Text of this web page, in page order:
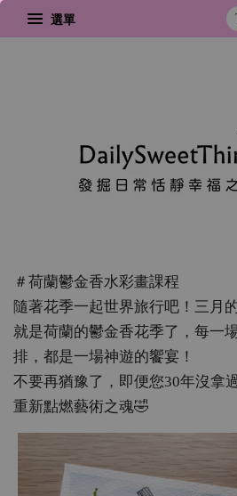
選單
＃荷蘭鬱金香水彩畫課程
隨著花季一起世界旅行吧！三月
就是荷蘭的鬱金香花季了，每一
排，都是一場神遊的饗宴！
不要再猶豫了，即便您30年沒拿
重新點燃藝術之魂🤣